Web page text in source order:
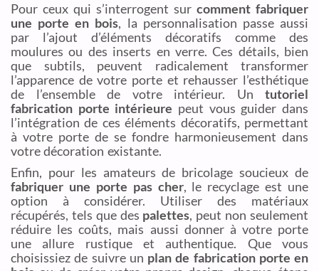
Pour ceux qui s’interrogent sur comment fabriquer
une porte en bois, la personnalisation passe aussi
par l’ajout d’éléments décoratifs comme des
moulures ou des inserts en verre. Ces détails, bien
que subtils, peuvent radicalement transformer
l’apparence de votre porte et rehausser l’esthétique
de l’ensemble de votre intérieur. Un tutoriel
fabrication porte intérieure peut vous guider dans
l’intégration de ces éléments décoratifs, permettant
à votre porte de se fondre harmonieusement dans
votre décoration existante.
Enfin, pour les amateurs de bricolage soucieux de
fabriquer une porte pas cher, le recyclage est une
option à considérer. Utiliser des matériaux
récupérés, tels que des palettes, peut non seulement
réduire les coûts, mais aussi donner à votre porte
une allure rustique et authentique. Que vous
choisissiez de suivre un plan de fabrication porte en